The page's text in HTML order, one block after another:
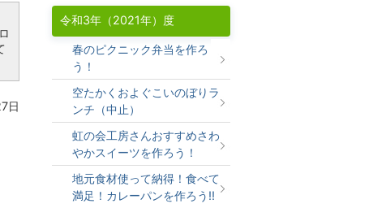
日
令和3年（2021年）度
春のピクニック弁当を作ろ
う！
空たかくおよぐこいのぼりラ
ンチ（中止）
虹の会工房さんおすすめさわ
やかスイーツを作ろう！
地元食材使って納得！食べて
満足！カレーパンを作ろう!!